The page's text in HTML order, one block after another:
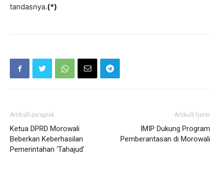
tandasnya.(*)
Artikulli paraprak
Ketua DPRD Morowali
Beberkan Keberhasilan
Pemerintahan ‘Tahajud’
Artikulli tjetër
IMIP Dukung Program
Pemberantasan di Morowali